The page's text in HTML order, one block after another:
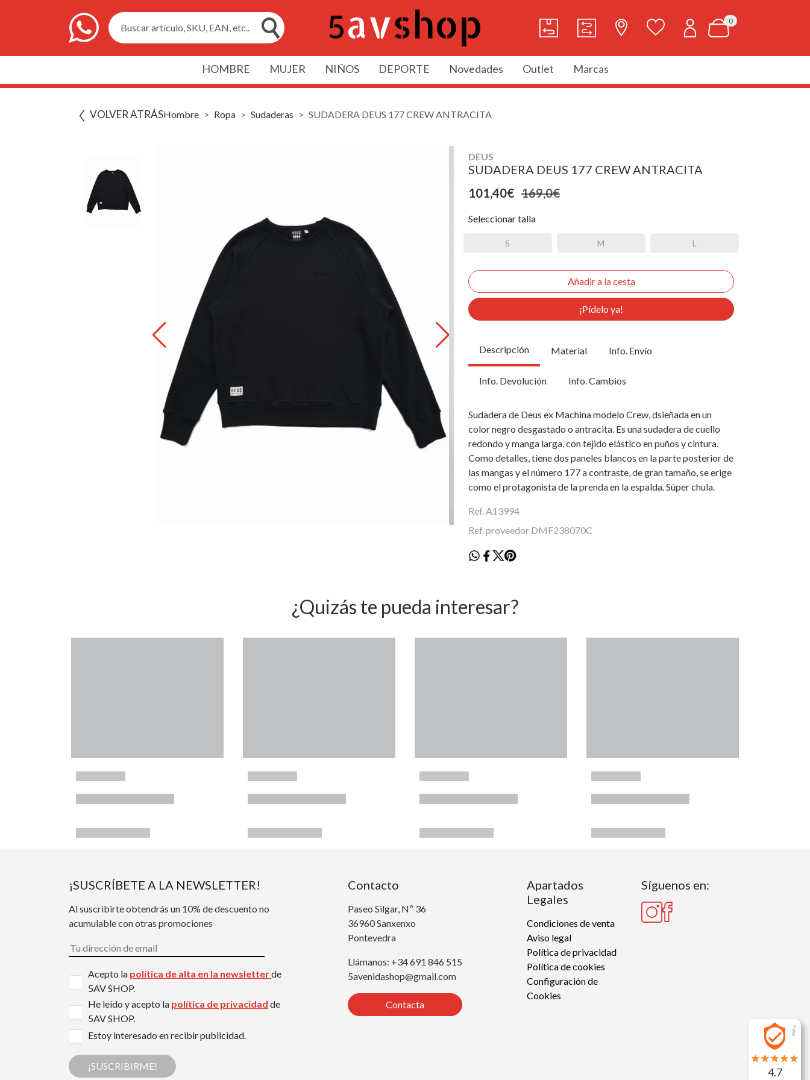
Buscar artículo, SKU, EAN, etc..
0
HOMBRE MUJER NIÑOS DEPORTE Novedades Outlet Marcas
VOLVER ATRÁSHombre Ropa Sudaderas SUDADERA DEUS 177 CREW ANTRACITA
DEUS
SUDADERA DEUS 177 CREW ANTRACITA
101,40€ 169,0€
Seleccionar talla
S M L
¡Pídelo ya!
Descripción Material Info. Envío
Info. Devolución Info. Cambios
Sudadera de Deus ex Machina modelo Crew, dsieñada en un
color negro desgastado o antracita. Es una sudadera de cuello
redondo y manga larga, con tejido elástico en puños y cintura.
Como detalles, tiene dos paneles blancos en la parte posterior de
las mangas y el número 177 a contraste, de gran tamaño, se erige
como el protagonista de la prenda en la espalda. Súper chula.
Ref. A13994
Ref. proveedor DMF238070C
¿Quizás te pueda interesar?
¡SUSCRÍBETE A LA NEWSLETTER!
Al suscribirte obtendrás un 10% de descuento no
acumulable con otras promociones
Acepto la política de alta en la newsletterde
5AV SHOP.
He leído y acepto la política de privacidad de
5AV SHOP.
Estoy interesado en recibir publicidad.
¡SUSCRIBIRME!
Contacto
Paseo Silgar, Nº 36
36960 Sanxenxo
Pontevedra
Llámanos: +34 691 846 515
5avenidashop@gmail.com
Contacta
Apartados
Legales
Condiciones de venta
Aviso legal
Política de privacidad
Política de cookies
Configuración de
Cookies
Síguenos en:
4.7